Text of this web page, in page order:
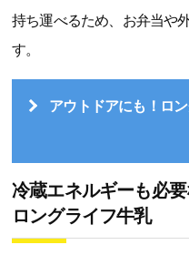
持ち運べるため、お弁当や
す。
アウトドアにも！ロ
冷蔵エネルギーも必
ロングライフ牛乳